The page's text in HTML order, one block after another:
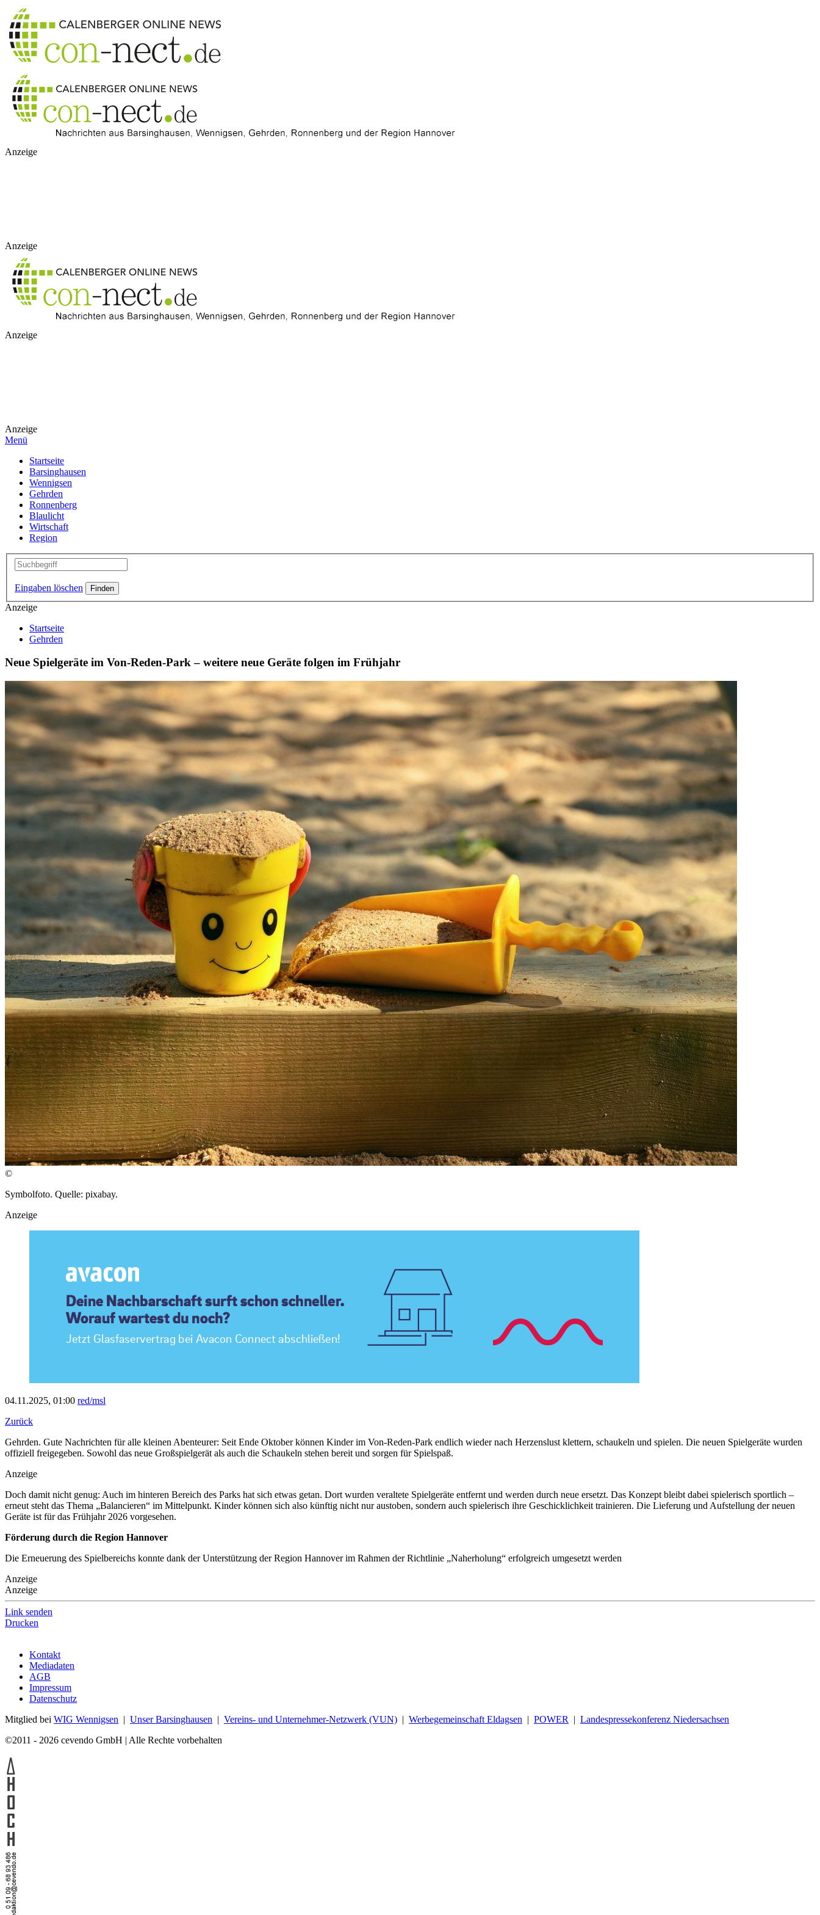
Anzeige
Anzeige
Anzeige
Anzeige
Menü
Startseite
Barsinghausen
Wennigsen
Gehrden
Ronnenberg
Blaulicht
Wirtschaft
Region
Eingaben löschen
Anzeige
Startseite
Gehrden
Neue Spielgeräte im Von-Reden-Park – weitere neue Geräte folgen im Frühjahr
©
Symbolfoto. Quelle: pixabay.
Anzeige
04.11.2025, 01:00 red/msl
Zurück
Gehrden. Gute Nachrichten für alle kleinen Abenteurer: Seit Ende Oktober können Kinder im Von-Reden-Park endlich wieder nach Herzenslust klettern, schaukeln und spielen. Die neuen Spielgeräte wurden
offiziell freigegeben. Sowohl das neue Großspielgerät als auch die Schaukeln stehen bereit und sorgen für Spielspaß.
Anzeige
Doch damit nicht genug: Auch im hinteren Bereich des Parks hat sich etwas getan. Dort wurden veraltete Spielgeräte entfernt und werden durch neue ersetzt. Das Konzept bleibt dabei spielerisch sportlich –
erneut steht das Thema „Balancieren“ im Mittelpunkt. Kinder können sich also künftig nicht nur austoben, sondern auch spielerisch ihre Geschicklichkeit trainieren. Die Lieferung und Aufstellung der neuen
Geräte ist für das Frühjahr 2026 vorgesehen.
Förderung durch die Region Hannover
Die Erneuerung des Spielbereichs konnte dank der Unterstützung der Region Hannover im Rahmen der Richtlinie „Naherholung“ erfolgreich umgesetzt werden
Anzeige
Anzeige
Link senden
Drucken
Kontakt
Mediadaten
AGB
Impressum
Datenschutz
Mitglied bei WIG Wennigsen | Unser Barsinghausen | Vereins- und Unternehmer-Netzwerk (VUN) | Werbegemeinschaft Eldagsen | POWER | Landespressekonferenz Niedersachsen
©2011 - 2026 cevendo GmbH | Alle Rechte vorbehalten